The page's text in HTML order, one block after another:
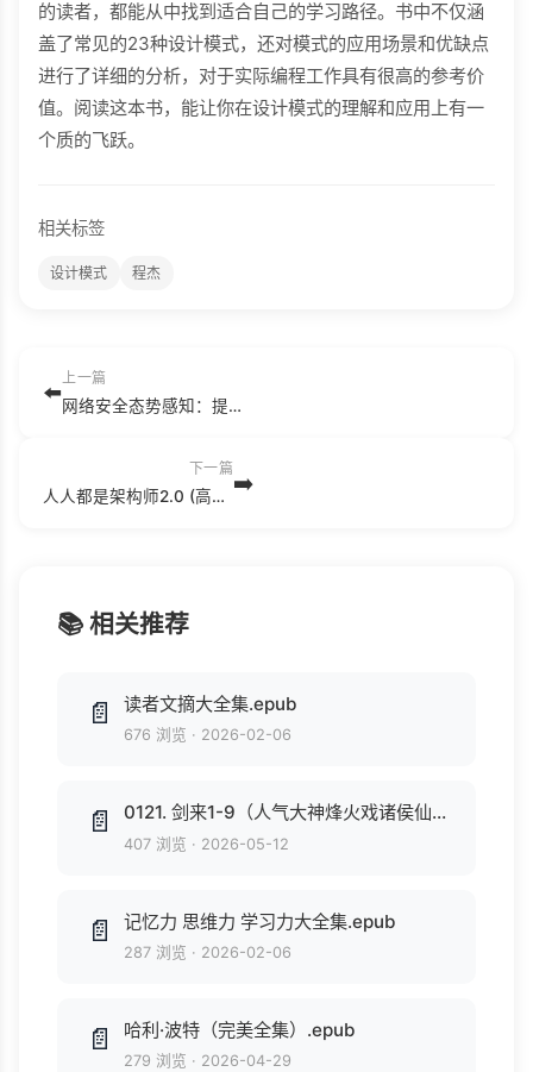
的读者，都能从中找到适合自己的学习路径。书中不仅涵
盖了常见的23种设计模式，还对模式的应用场景和优缺点
进行了详细的分析，对于实际编程工作具有很高的参考价
值。阅读这本书，能让你在设计模式的理解和应用上有一
个质的飞跃。
相关标签
设计模式 程杰
⬅️
上一篇
网络安全态势感知：提取 理解和预测 (杜嘉薇).pdf
下一篇
人人都是架构师2.0 (高翔龙).pdf ➡️
📚 相关推荐
📄 读者文摘大全集.epub
676 浏览 · 2026-02-06
📄 0121. 剑来1-9（人气大神烽火戏诸侯仙侠力作，常年稳居纵横中文网畅销榜top1，第四届橙瓜网络文学奖年度十大作品）(套装共9册).epub
407 浏览 · 2026-05-12
📄 记忆力 思维力 学习力大全集.epub
287 浏览 · 2026-02-06
📄 哈利·波特（完美全集）.epub
279 浏览 · 2026-04-29